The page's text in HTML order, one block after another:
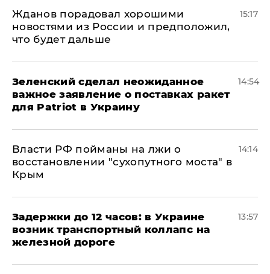
Жданов порадовал хорошими
новостями из России и предположил,
что будет дальше
15:17
Зеленский сделал неожиданное
важное заявление о поставках ракет
для Patriot в Украину
14:54
Власти РФ пойманы на лжи о
восстановлении "сухопутного моста" в
Крым
14:14
Задержки до 12 часов: в Украине
возник транспортный коллапс на
железной дороге
13:57